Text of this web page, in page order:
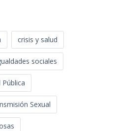
crisis y salud
sociales
Pública
Sexual